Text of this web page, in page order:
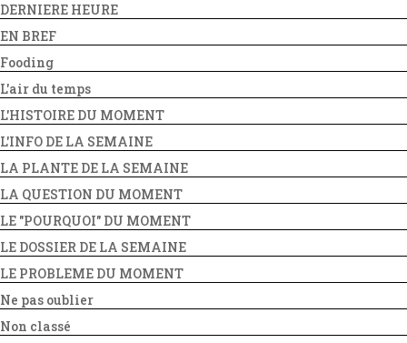
DERNIERE HEURE
EN BREF
Fooding
L'air du temps
L'HISTOIRE DU MOMENT
L'INFO DE LA SEMAINE
LA PLANTE DE LA SEMAINE
LA QUESTION DU MOMENT
LE "POURQUOI" DU MOMENT
LE DOSSIER DE LA SEMAINE
LE PROBLEME DU MOMENT
Ne pas oublier
Non classé